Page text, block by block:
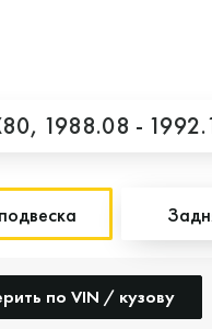
1988.08 -
по VIN / кузову